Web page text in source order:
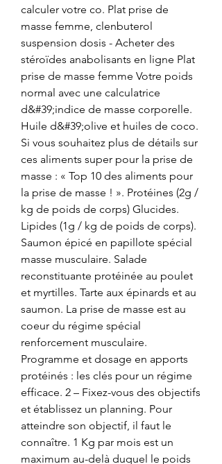
calculer votre co. Plat prise de
masse femme, clenbuterol
suspension dosis - Acheter des
stéroïdes anabolisants en ligne Plat
prise de masse femme Votre poids
normal avec une calculatrice
d&#39;indice de masse corporelle.
Huile d&#39;olive et huiles de coco.
Si vous souhaitez plus de détails sur
ces aliments super pour la prise de
masse : « Top 10 des aliments pour
la prise de masse ! ». Protéines (2g /
kg de poids de corps) Glucides.
Lipides (1g / kg de poids de corps).
Saumon épicé en papillote spécial
masse musculaire. Salade
reconstituante protéinée au poulet
et myrtilles. Tarte aux épinards et au
saumon. La prise de masse est au
coeur du régime spécial
renforcement musculaire.
Programme et dosage en apports
protéinés : les clés pour un régime
efficace. 2 – Fixez-vous des objectifs
et établissez un planning. Pour
atteindre son objectif, il faut le
connaître. 1 Kg par mois est un
maximum au-delà duquel le poids